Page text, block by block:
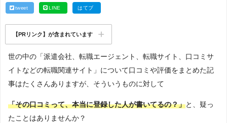
tweet LINE はてブ
【PRリンク】が含まれています
世の中の「派遣会社、転職エージェント、転職サイト、口コミサ
イトなどの転職関連サイト」について口コミや評価をまとめた記
事はたくさんありますが、そういうものに対して
「その口コミって、本当に登録した人が書いてるの？」と、疑っ
たことはありませんか？